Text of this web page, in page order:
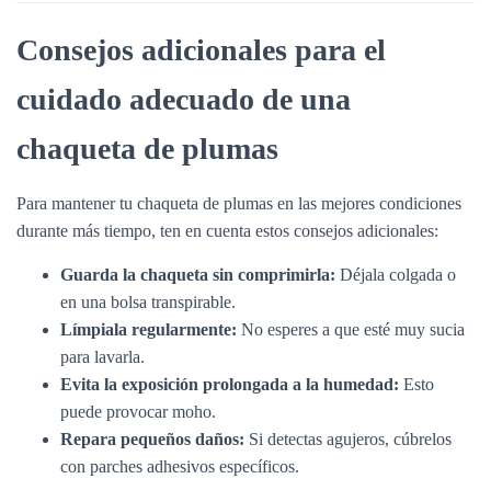
Consejos adicionales para el
cuidado adecuado de una
chaqueta de plumas
Para mantener tu chaqueta de plumas en las mejores condiciones
durante más tiempo, ten en cuenta estos consejos adicionales:
Guarda la chaqueta sin comprimirla: Déjala colgada o
en una bolsa transpirable.
Límpiala regularmente: No esperes a que esté muy sucia
para lavarla.
Evita la exposición prolongada a la humedad: Esto
puede provocar moho.
Repara pequeños daños: Si detectas agujeros, cúbrelos
con parches adhesivos específicos.